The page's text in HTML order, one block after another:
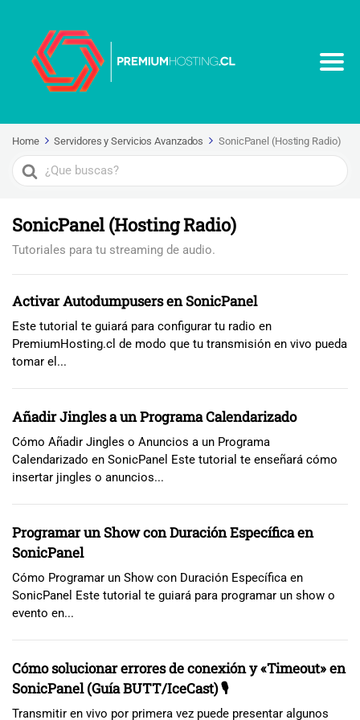
Home Servidores y Servicios Avanzados SonicPanel (Hosting Radio)
Search
For
SonicPanel (Hosting Radio)
Tutoriales para tu streaming de audio.
Activar Autodumpusers en SonicPanel
Este tutorial te guiará para configurar tu radio en
PremiumHosting.cl de modo que tu transmisión en vivo pueda
tomar el...
Añadir Jingles a un Programa Calendarizado
Cómo Añadir Jingles o Anuncios a un Programa
Calendarizado en SonicPanel Este tutorial te enseñará cómo
insertar jingles o anuncios...
Programar un Show con Duración Específica en
SonicPanel
Cómo Programar un Show con Duración Específica en
SonicPanel Este tutorial te guiará para programar un show o
evento en...
Cómo solucionar errores de conexión y «Timeout» en
SonicPanel (Guía BUTT/IceCast) 🎙️
Transmitir en vivo por primera vez puede presentar algunos